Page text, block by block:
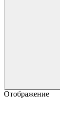
Отображение